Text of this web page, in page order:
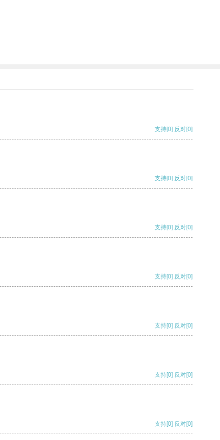
支持[0] 反对[0]
支持[0] 反对[0]
支持[0] 反对[0]
支持[0] 反对[0]
支持[0] 反对[0]
支持[0] 反对[0]
支持[0] 反对[0]